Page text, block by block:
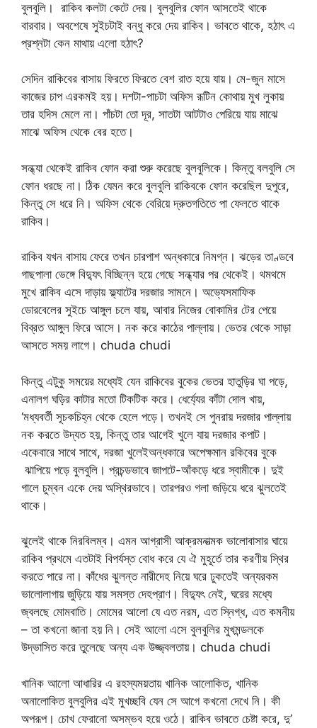
বুলবুলি। রাকিব কলটা কেটে দেয়। বুলবুলির ফোন আসতেই থাকে
বারবার। অবশেষে সুইচটাই বন্ধু করে দেয় রাকিব। ভাবতে থাকে, হঠাৎ এ
প্রশ্নটা কেন মাথায় এলো হঠাৎ?
সেদিন রাকিবের বাসায় ফিরতে ফিরতে বেশ রাত হয়ে যায়। মে-জুন মাসে
কাজের চাপ এরকমই হয়। দশটা-পাচটা অফিস রূটিন কোথায় মুখ লুকায়
তার হদিস মেলে না। পাঁচটা তো দূর, সাতটা আটটাও পেরিয়ে যায় মাঝে
মাঝে অফিস থেকে বের হতে।
সন্ধ্যা থেকেই রাকিব ফোন করা শুরু করেছে বুলবুলিকে। কিন্তু বলবুলি সে
ফোন ধরছে না। ঠিক যেমন করে বুলবুলি রাকিবকে ফোন করেছিল দুপুরে,
কিন্তু সে ধরে নি। অফিস থেকে বেরিয়ে দ্রুতগতিতে পা ফেলতে থাকে
রাকিব।
রাকিব যখন বাসায় ফেরে তখন চারপাশ অন্ধকারে নিমগ্ন। ঝড়ের তাণ্ডবে
গাছপালা ভেঙ্গে বিদ্যুৎ বিচ্ছিন্ন হয়ে গেছে সন্ধ্যার পর থেকেই। থমথমে
মুখে রাকিব এসে দাড়ায় ফ্ল্যাটের দরজার সামনে। অভ্যেসমাফিক
ডোরবেলের সুইচে আঙ্গুল চলে যায়, আবার নিজের বোকামির টের পেয়ে
বিব্রত আঙ্গুল ফিরে আসে। নক করে কাঠের পাল্লায়। ভেতর থেকে সাড়া
আসতে সময় লাগে। chuda chudi
কিন্তু এটুকু সময়ের মধ্যেই যেন রাকিবের বুকের ভেতর হাতুড়ির ঘা পড়ে,
এনালগ ঘড়ির কাটার মতো টিকটিক করে। ধের্য্যের কাঁটা দোল খায়,
‘মধ্যবর্তী সূচকচিহ্ন থেকে হেলে পড়ে। তখনই সে পুনরায় দরজার পাল্লায়
নক করতে উদ্যত হয়, কিন্তু তার আগেই খুলে যায় দরজার কপাট।
একেবারে সাথে সাথে, দরজা খুলেইঅন্ধকারে অপেক্ষমান রকিবের বুকে
ঝাপিয়ে পড়ে বুলবুলি। প্রচন্ডভাবে জাপটে-আঁকড়ে ধরে স্বামীকে। দুই
গালে চুম্বন একে দেয় অস্থিরভাবে। তারপরও গলা জড়িয়ে ধরে ঝুলতেই
থাকে।
ঝুলেই থাকে নিরবিলম্ব। এমন আগ্রাসী আক্রমনাত্মক ভালোবাসার ঘায়ে
রাকিব প্রথমে এতটাই বিপর্যস্ত বোধ করে যে ঐ মুহূর্তে তার করণীয় স্থির
করতে পারে না। কাঁধের ঝুলন্ত নারীদেহ নিয়ে ঘরে ঢুকতেই অন্যরকম
ভালোলাগায় জুড়িয়ে যায় সমস্ত দেহপ্রাণ। বিদ্যুৎ নেই, ঘরের মধ্যে
জ্বলছে মোমবাতি। মোমের আলো যে এত নরম, এত স্নিগ্ধ, এত কমনীয়
– তা কখনো জানা হয় নি। সেই আলো এসে বুলবুলির মুখমন্ডলকে
উদ্ভাসিত করে তুলেছে অন্য এক উজ্জ্বলতায়। chuda chudi
খানিক আলো আধারির এ রহস্যময়তায় খানিক আলোকিত, খানিক
অনালোকিত বুলবুলির এই মুখচ্ছবি যেন সে আগে কখনো দেখে নি। কী
অপরূপ। চোখ ফেরানো অসম্ভব হয়ে ওঠে। রাকিব ভাবতে চেষ্টা করে, দু’